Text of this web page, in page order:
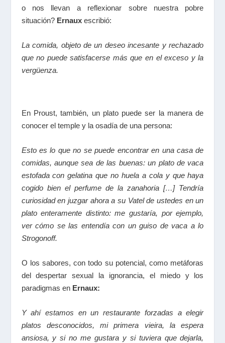
o nos llevan a reflexionar sobre nuestra pobre
situación? Ernauxescribió:
La comida, objeto de un deseo incesante y rechazado
que no puede satisfacerse más que en el exceso y la
vergüenza.
En Proust, también, un plato puede ser la manera de
conocer el temple y la osadía de una persona:
Esto es lo que no se puede encontrar en una casa de
comidas, aunque sea de las buenas: un plato de vaca
estofada con gelatina que no huela a cola y que haya
cogido bien el perfume de la zanahoria […] Tendría
curiosidad en juzgar ahora a su Vatel de ustedes en un
plato enteramente distinto: me gustaría, por ejemplo,
ver cómo se las entendía con un guiso de vaca a lo
Strogonoff.
O los sabores, con todo su potencial, como metáforas
del despertar sexual la ignorancia, el miedo y los
paradigmas en Ernaux:
Y ahí estamos en un restaurante forzadas a elegir
platos desconocidos, mi primera vieira, la espera
ansiosa, y si no me gustara y si tuviera que dejarla,